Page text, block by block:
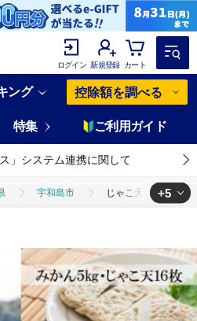
ログイン 新規登録 カート
ング 控除額を調べる
特集 ご利用ガイド
」システム連携に関して
宇和島市 じゃこ天 16枚 温州
・かんきつ類 じゃこ天 16枚 温州み
ツセット じゃこ天 16枚 温州みかん
天 16枚 温州みかん 5kg セット 山本みかん
+5